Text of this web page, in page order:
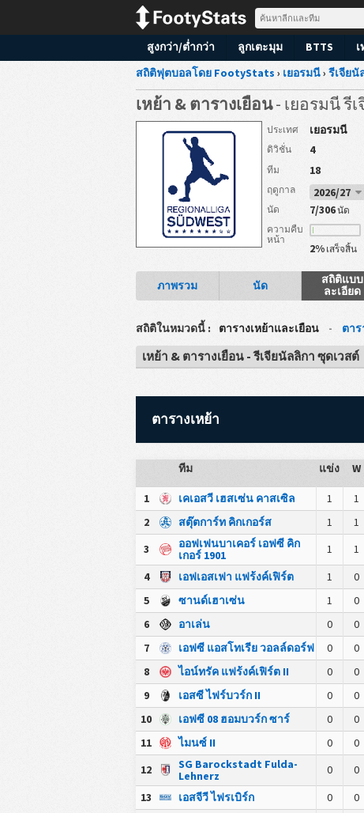
สูงกว่า/ต่ำกว่า ลูกเตะมุม BTTS
สถิติฟุตบอลโดย FootyStats › เยอรมนี› รีเจียนั
เหย้า & ตารางเยือน- เยอรมนี รี
ประเทศ เยอรมนี
ดิวิชั่น 4
ทีม 18
ฤดูกาล 2026/27
นัด 7/306นัด
ความคืบ
หน้า
2%เสร็จสิ้น
ภาพรวม นัด
สถิติแบบ
ละเอียด
สถิติในหมวดนี้ : ตารางเหย้าและเยือน - ตา
เหย้า & ตารางเยือน - รีเจียนัลลิกา ซุดเวสต์
ตารางเหย้า
ทีม แข่ง W
1 เคเอสวี เฮสเซ่น คาสเซิล 1 1
2
สตุ๊ตการ์ท คิกเกอร์ส 1 1
3
ออฟเฟนบาเคอร์ เอฟซี คิก
เกอร์ 1901
1 1
4
เอฟเอสเฟา แฟร้งค์เฟิร์ต 1 0
5
ซานด์เฮาเซ่น 1 0
6
อาเล่น 0 0
7
เอฟซี แอสโทเรีย วอลล์ดอร์ฟ 0 0
8
ไอน์ทรัค แฟร้งค์เฟิร์ต II 0 0
9
เอสซี ไฟร์บวร์ก II 0 0
10
เอฟซี 08 ฮอมบวร์ก ซาร์ 0 0
11
ไมนซ์ II 0 0
12
SG Barockstadt Fulda-
Lehnerz
0 0
13
เอสจีวี ไฟรเบิร์ก 0 0